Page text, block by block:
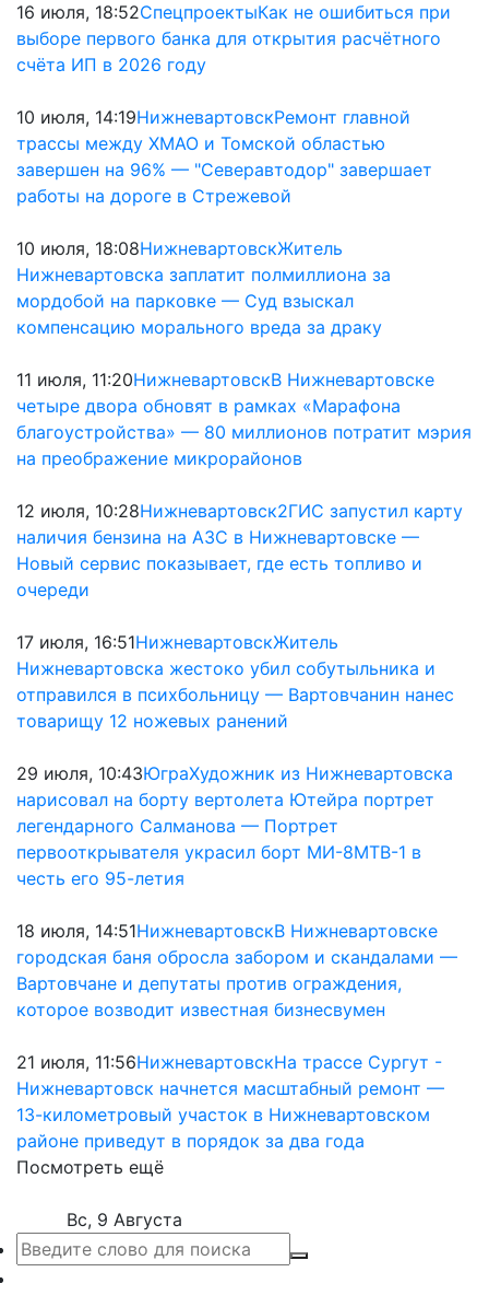
16 июля, 18:52СпецпроектыКак не ошибиться при
выборе первого банка для открытия расчётного
счёта ИП в 2026 году
10 июля, 14:19НижневартовскРемонт главной
трассы между ХМАО и Томской областью
завершен на 96% — "Северавтодор" завершает
работы на дороге в Стрежевой
10 июля, 18:08НижневартовскЖитель
Нижневартовска заплатит полмиллиона за
мордобой на парковке — Суд взыскал
компенсацию морального вреда за драку
11 июля, 11:20НижневартовскВ Нижневартовске
четыре двора обновят в рамках «Марафона
благоустройства» — 80 миллионов потратит мэрия
на преображение микрорайонов
12 июля, 10:28Нижневартовск2ГИС запустил карту
наличия бензина на АЗС в Нижневартовске —
Новый сервис показывает, где есть топливо и
очереди
17 июля, 16:51НижневартовскЖитель
Нижневартовска жестоко убил собутыльника и
отправился в психбольницу — Вартовчанин нанес
товарищу 12 ножевых ранений
29 июля, 10:43ЮграХудожник из Нижневартовска
нарисовал на борту вертолета Ютейра портрет
легендарного Салманова — Портрет
первооткрывателя украсил борт МИ-8МТВ-1 в
честь его 95-летия
18 июля, 14:51НижневартовскВ Нижневартовске
городская баня обросла забором и скандалами —
Вартовчане и депутаты против ограждения,
которое возводит известная бизнесвумен
21 июля, 11:56НижневартовскНа трассе Сургут -
Нижневартовск начнется масштабный ремонт —
13-километровый участок в Нижневартовском
районе приведут в порядок за два года
Посмотреть ещё
Вс, 9 Августа